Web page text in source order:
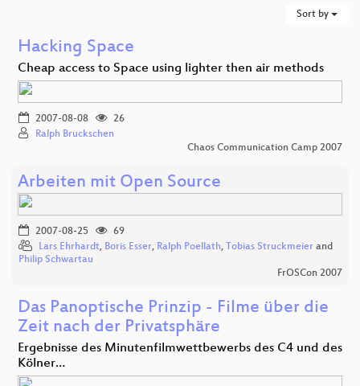
Sort by
Hacking Space
Cheap access to Space using lighter then air methods
2007-08-08
26
Ralph Bruckschen
Chaos Communication Camp 2007
Arbeiten mit Open Source
2007-08-25
69
Lars Ehrhardt, Boris Esser, Ralph Poellath, Tobias Struckmeier and
Philip Schwartau
FrOSCon 2007
Das Panoptische Prinzip - Filme über die
Zeit nach der Privatsphäre
Ergebnisse des Minutenfilmwettbewerbs des C4 und des
Kölner…